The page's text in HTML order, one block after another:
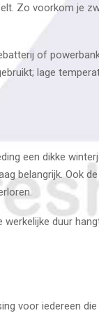
Zo voorkom je
of
lage
een dikke
belangrijk. Ook
duur
voor iedereen